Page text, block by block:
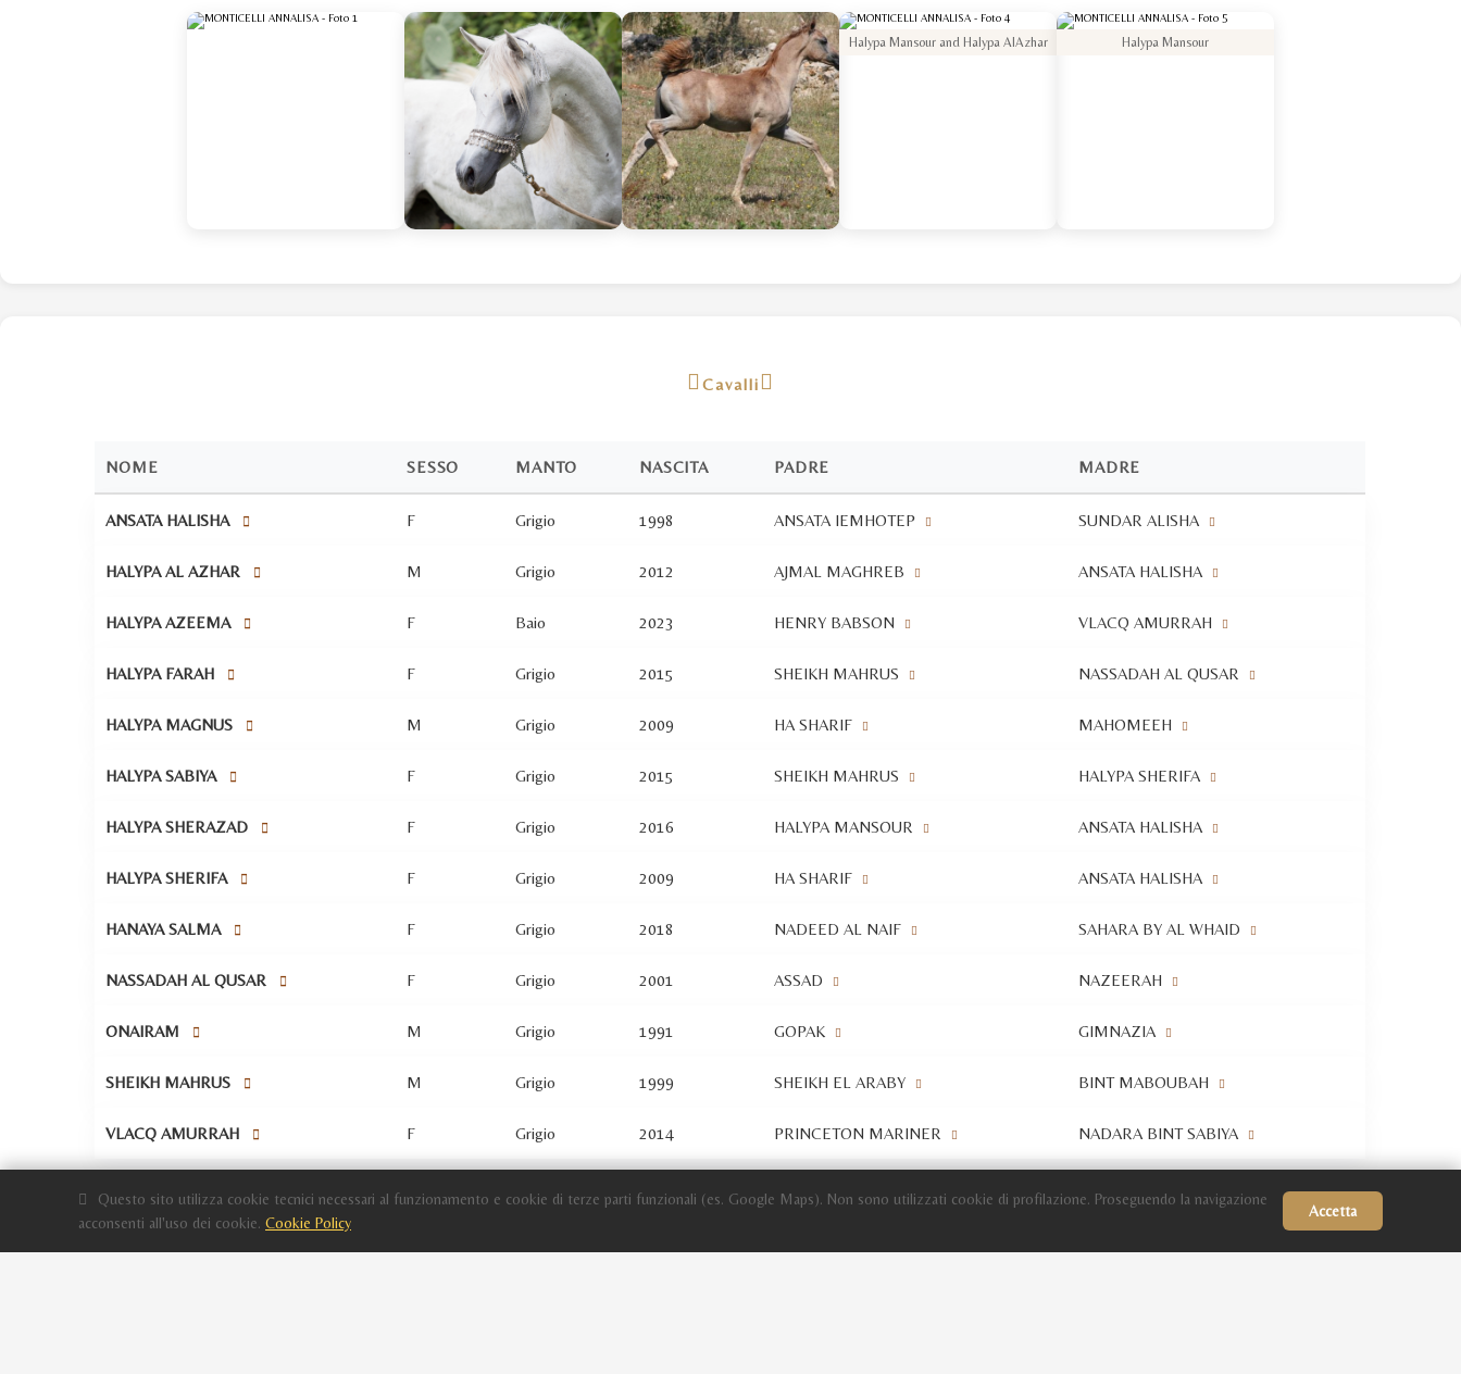
Halypa Mansour and Halypa AlAzhar Halypa Mansour
Cavalli
NOME SESSO MANTO NASCITA PADRE MADRE
ANSATA HALISHA F Grigio 1998 ANSATA IEMHOTEP SUNDAR ALISHA
HALYPA AL AZHAR M Grigio 2012 AJMAL MAGHREB ANSATA HALISHA
HALYPA AZEEMA F Baio 2023 HENRY BABSON VLACQ AMURRAH
HALYPA FARAH F Grigio 2015 SHEIKH MAHRUS NASSADAH AL QUSAR
HALYPA MAGNUS M Grigio 2009 HA SHARIF MAHOMEEH
HALYPA SABIYA F Grigio 2015 SHEIKH MAHRUS HALYPA SHERIFA
HALYPA SHERAZAD F Grigio 2016 HALYPA MANSOUR ANSATA HALISHA
HALYPA SHERIFA F Grigio 2009 HA SHARIF ANSATA HALISHA
HANAYA SALMA F Grigio 2018 NADEED AL NAIF SAHARA BY AL WHAID
NASSADAH AL QUSAR F Grigio 2001 ASSAD NAZEERAH
ONAIRAM M Grigio 1991 GOPAK GIMNAZIA
SHEIKH MAHRUS M Grigio 1999 SHEIKH EL ARABY BINT MABOUBAH
VLACQ AMURRAH F Grigio 2014 PRINCETON MARINER NADARA BINT SABIYA
Questo sito utilizza cookie tecnici necessari al funzionamento e cookie di terze parti funzionali (es. Google Maps). Non sono utilizzati cookie di profilazione. Proseguendo la navigazione
acconsenti all'uso dei cookie. Cookie Policy
Accetta